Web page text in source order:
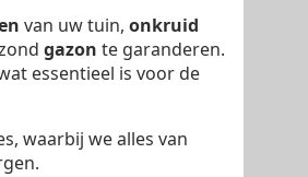
van uw tuin, onkruid
gazon te garanderen.
essentieel is voor de
waarbij we alles van